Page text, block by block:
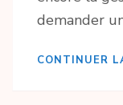
demander
CONTINUER